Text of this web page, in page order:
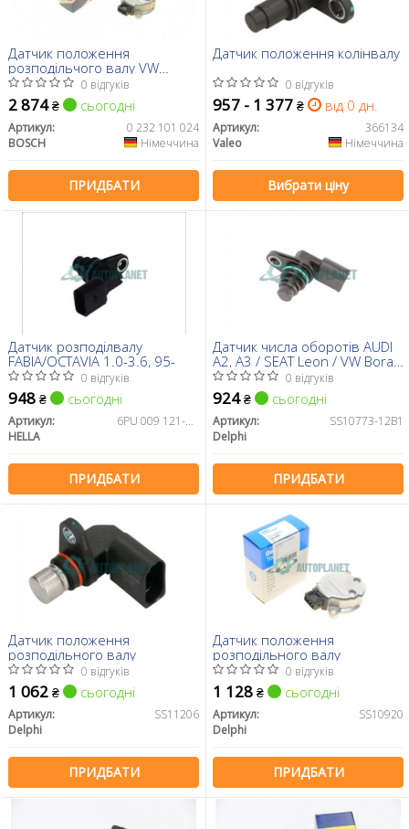
Датчик положення
розподільчого валу VW
Passat/Audi A4/A6 1.8-2.8 94-
08
0 відгуків
2 874₴ сьогодні
Артикул:
0 232 101 024
BOSCH
Німеччина
ПРИДБАТИ
Датчик положення колінвалу
0 відгуків
957 - 1 377 ₴ від 0 дн.
Артикул:
366134
Valeo
Німеччина
Вибрати ціну
Датчик розподілвалу
FABIA/OCTAVIA 1.0-3.6, 95-
0 відгуків
948 ₴ сьогодні
Артикул:
6PU 009 121-451
HELLA
ПРИДБАТИ
Датчик числа оборотів AUDI
A2, A3 / SEAT Leon / VW Bora,
Golf, Polo
0 відгуків
924₴ сьогодні
Артикул:
SS10773-12B1
Delphi
ПРИДБАТИ
Датчик положення
розподільного валу
0 відгуків
1 062 ₴ сьогодні
Артикул:
SS11206
Delphi
ПРИДБАТИ
Датчик положення
розподільного валу
0 відгуків
1 128 ₴ сьогодні
Артикул:
SS10920
Delphi
ПРИДБАТИ